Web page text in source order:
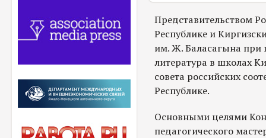
Представительством
Республике и
им. Ж. Баласагына при
литература в школах
совета российских
Республике.
Основными целями
педагогического